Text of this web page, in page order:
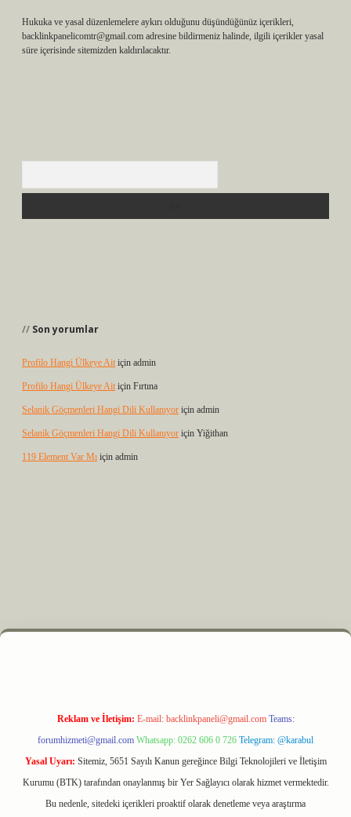
Hukuka ve yasal düzenlemelere aykırı olduğunu düşündüğünüz içerikleri,
backlinkpanelicomtr@gmail.com adresine bildirmeniz halinde, ilgili içerikler yasal
süre içerisinde sitemizden kaldırılacaktır.
Son yorumlar
Profilo Hangi Ülkeye Ait için admin
Profilo Hangi Ülkeye Ait için Fırtına
Selanik Göçmenleri Hangi Dili Kullanıyor için admin
Selanik Göçmenleri Hangi Dili Kullanıyor için Yiğithan
119 Element Var Mı için admin
Reklam ve İletişim: E-mail: backlinkpaneli@gmail.com Teams:
forumhizmeti@gmail.com Whatsapp: 0262 606 0 726 Telegram: @karabul
Yasal Uyarı: Sitemiz, 5651 Sayılı Kanun gereğince Bilgi Teknolojileri ve İletişim
Kurumu (BTK) tarafından onaylanmış bir Yer Sağlayıcı olarak hizmet vermektedir.
Bu nedenle, sitedeki içerikleri proaktif olarak denetleme veya araştırma